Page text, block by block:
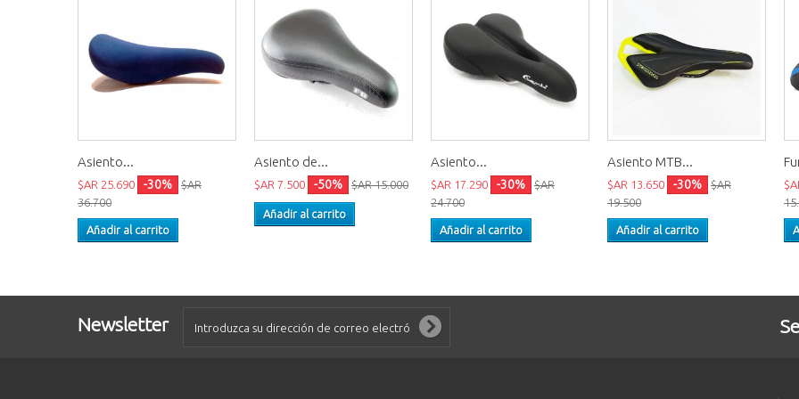
Asiento...
$AR 25.690 -30%
$AR
36.700
Añadir al carrito
Asiento de...
$AR 7.500 -50% $AR 15.000
Añadir al carrito
Asiento...
$AR 17.290 -30%
$AR
24.700
Añadir al carrito
Asiento MTB...
$AR 13.650 -30%
$AR
19.500
Añadir al carrito
Newsletter